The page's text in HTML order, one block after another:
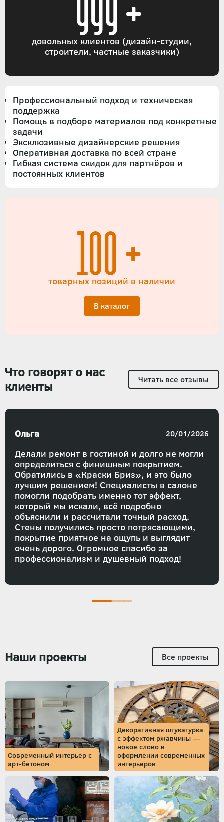
довольных клиентов (дизайн-студии,
строители, частные заказчики)
Профессиональный подход и техническая
поддержка
Помощь в подборе материалов под конкретные
задачи
Эксклюзивные дизайнерские решения
Оперативная доставка по всей стране
Гибкая система скидок для партнёров и
постоянных клиентов
100+
товарных позиций в наличии
В каталог
Что говорят о нас
клиенты
Читать все отзывы
Делали ремонт в гостиной и долго не могли
определиться с финишным покрытием.
Обратились в «Краски Бриз», и это было
лучшим решением! Специалисты в салоне
помогли подобрать именно тот эффект,
который мы искали, всё подробно
объяснили и рассчитали точный расход.
Стены получились просто потрясающими,
покрытие приятное на ощупь и выглядит
очень дорого. Огромное спасибо за
профессионализм и душевный подход!
Ольга 20/01/2026
Наши проекты Все проекты
Современный интерьер с
арт-бетоном
Декоративная штукатурка
с эффектом ржавчины —
новое слово в
оформлении современных
интерьеров